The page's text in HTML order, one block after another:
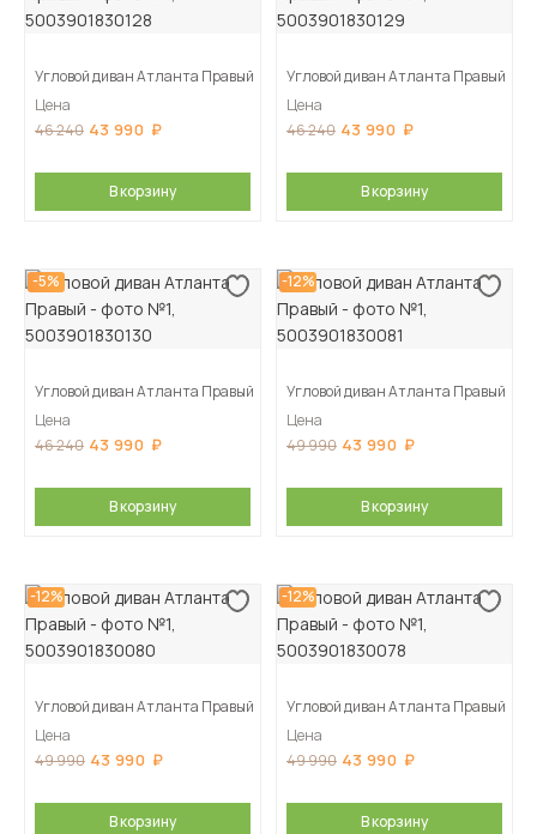
Угловой диван Атланта Правый
Цена
46 240 43 990
В корзину
Угловой диван Атланта Правый
Цена
46 240 43 990
В корзину
-5%
Угловой диван Атланта Правый
Цена
46 240 43 990
В корзину
-12%
Угловой диван Атланта Правый
Цена
49 990 43 990
В корзину
-12%
Угловой диван Атланта Правый
Цена
49 990 43 990
В корзину
-12%
Угловой диван Атланта Правый
Цена
49 990 43 990
В корзину